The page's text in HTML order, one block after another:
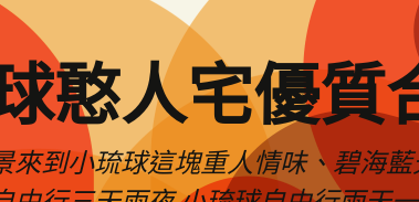
憨人宅優質
來到小琉球這塊重人情味、碧海